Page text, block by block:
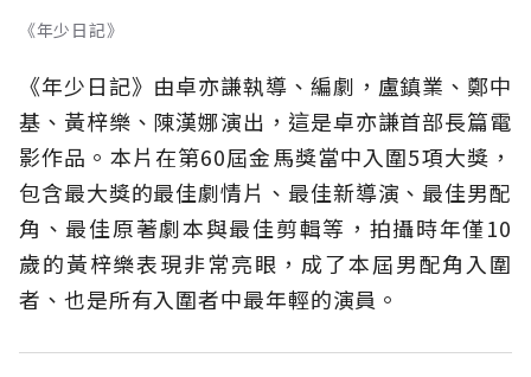
《年少日記》
《年少日記》由卓亦謙執導、編劇，盧鎮業、鄭中
基、黃梓樂、陳漢娜演出，這是卓亦謙首部長篇電
影作品。本片在第60屆金馬獎當中入圍5項大獎，
包含最大獎的最佳劇情片、最佳新導演、最佳男配
角、最佳原著劇本與最佳剪輯等，拍攝時年僅10
歲的黃梓樂表現非常亮眼，成了本屆男配角入圍
者、也是所有入圍者中最年輕的演員。